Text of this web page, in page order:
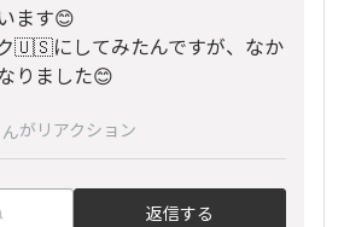
ます😊
🇺🇸にしてみたんですが、なか
りました😊
がリアクション
返信する